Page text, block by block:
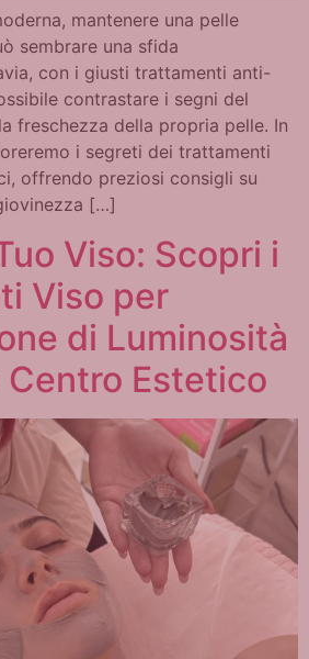
mantenere una pelle
sembrare una sfida
con i giusti trattamenti anti-
contrastare i segni del
freschezza della propria pelle. In
i segreti dei trattamenti
offrendo preziosi consigli su
[…]
Viso: Scopri i
Viso per
di Luminosità
Estetico